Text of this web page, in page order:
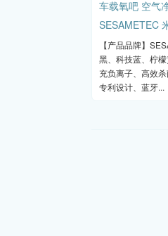
SESAMETEC
【产品品牌】
黑、科技蓝、柠
充负离子、高效
专利设计、蓝牙...